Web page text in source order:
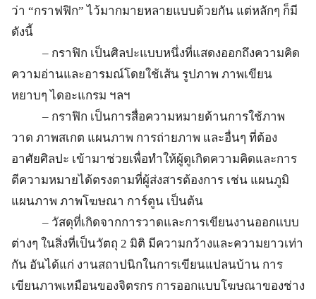
ว่า “กราฟฟิก” ไว้มากมายหลายแบบด้วยกัน แต่หลักๆ ก็มี
ดังนี้
– กราฟิก เป็นศิลปะแบบหนึ่งที่แสดงออกถึงความคิด
ความอ่านและอารมณ์โดยใช้เส้น รูปภาพ ภาพเขียน
หยาบๆ ไดอะแกรม ฯลฯ
– กราฟิก เป็นการสื่อความหมายด้านการใช้ภาพ
วาด ภาพสเกต แผนภาพ การถ่ายภาพ และอื่นๆ ที่ต้อง
อาศัยศิลปะ เข้ามาช่วยเพื่อทำให้ผู้ดูเกิดความคิดและการ
ตีความหมายได้ตรงตามที่ผู้ส่งสารต้องการ เช่น แผนภูมิ
แผนภาพ ภาพโฆษณา การ์ตูน เป็นต้น
– วัสดุที่เกิดจากการวาดและการเขียนงานออกแบบ
ต่างๆ ในสิ่งที่เป็นวัตถุ 2 มิติ มีความกว้างและความยาวเท่า
กัน อันได้แก่ งานสถาปนิกในการเขียนแปลนบ้าน การ
เขียนภาพเหมือนของจิตรกร การออกแบบโฆษณาของช่าง